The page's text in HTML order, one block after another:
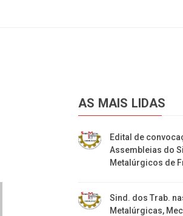
AS MAIS LIDAS
Edital de
Assembleias do
Metalúrgicos de
Sind. dos Trab.
Metalúrgicas,